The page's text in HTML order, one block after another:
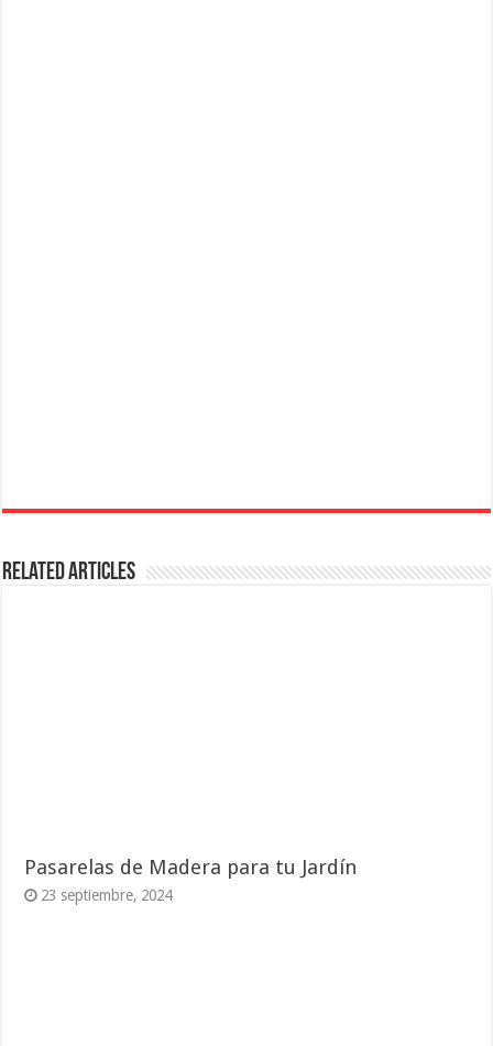
Related Articles
Pasarelas de Madera para tu Jardín
23 septiembre, 2024